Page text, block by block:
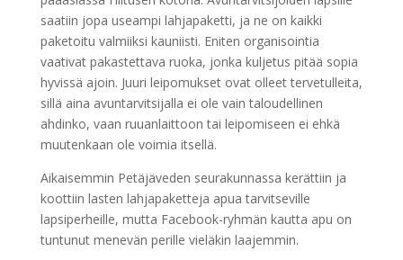
saatiin jopa useampi lahjapaketti, ja ne on kaikki
paketoitu valmiiksi kauniisti. Eniten organisointia
vaativat pakastettava ruoka, jonka kuljetus pitää sopia
hyvissä ajoin. Juuri leipomukset ovat olleet tervetulleita,
sillä aina avuntarvitsijalla ei ole vain taloudellinen
ahdinko, vaan ruuanlaittoon tai leipomiseen ei ehkä
muutenkaan ole voimia itsellä.
Aikaisemmin Petäjäveden seurakunnassa kerättiin ja
koottiin lasten lahjapaketteja apua tarvitseville
lapsiperheille, mutta Facebook-ryhmän kautta apu on
tuntunut menevän perille vieläkin laajemmin.